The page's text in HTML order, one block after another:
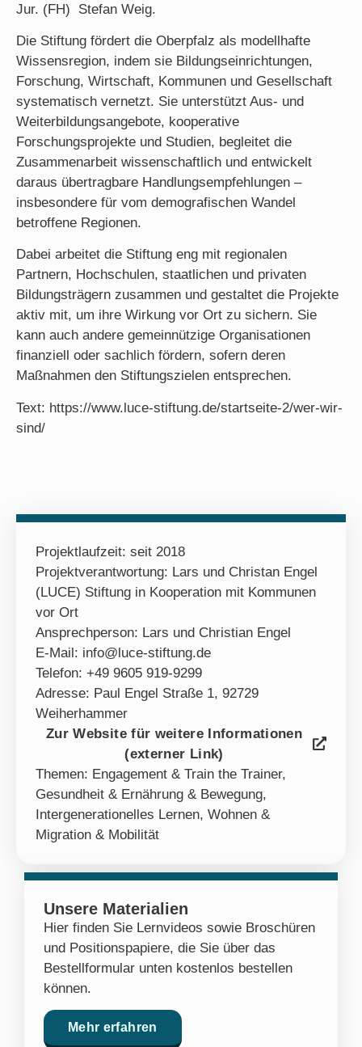
Jur. (FH) Stefan Weig.
Die Stiftung fördert die Oberpfalz als modellhafte
Wissensregion, indem sie Bildungseinrichtungen,
Forschung, Wirtschaft, Kommunen und Gesellschaft
systematisch vernetzt. Sie unterstützt Aus- und
Weiterbildungsangebote, kooperative
Forschungsprojekte und Studien, begleitet die
Zusammenarbeit wissenschaftlich und entwickelt
daraus übertragbare Handlungsempfehlungen –
insbesondere für vom demografischen Wandel
betroffene Regionen.
Dabei arbeitet die Stiftung eng mit regionalen
Partnern, Hochschulen, staatlichen und privaten
Bildungsträgern zusammen und gestaltet die Projekte
aktiv mit, um ihre Wirkung vor Ort zu sichern. Sie
kann auch andere gemeinnützige Organisationen
finanziell oder sachlich fördern, sofern deren
Maßnahmen den Stiftungszielen entsprechen.
Text: https://www.luce-stiftung.de/startseite-2/wer-wir-
sind/
Projektlaufzeit: seit 2018
Projektverantwortung: Lars und Christan Engel
(LUCE) Stiftung in Kooperation mit Kommunen
vor Ort
Ansprechperson: Lars und Christian Engel
E-Mail: info@luce-stiftung.de
Telefon: +49 9605 919-9299
Adresse: Paul Engel Straße 1, 92729
Weiherhammer
Zur Website für weitere Informationen
(externer Link)
Themen: Engagement & Train the Trainer,
Gesundheit & Ernährung & Bewegung,
Intergenerationelles Lernen, Wohnen &
Migration & Mobilität
Unsere Materialien
Hier finden Sie Lernvideos sowie Broschüren
und Positionspapiere, die Sie über das
Bestellformular unten kostenlos bestellen
können.
Mehr erfahren